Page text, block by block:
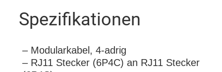
Spezifikationen
– Modularkabel, 4-adrig
– RJ11 Stecker (6P4C) an RJ11 Stecker